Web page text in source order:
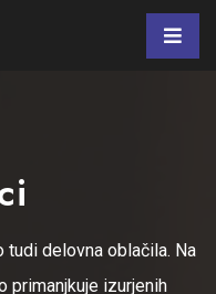
tudi delovna oblačila. Na
primanjkuje izurjenih